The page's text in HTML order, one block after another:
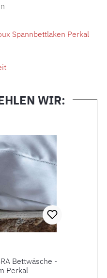
Spannbettlaken Perkal
WIR:
Bettwäsche -
Perkal